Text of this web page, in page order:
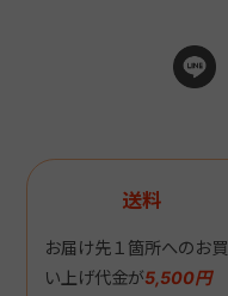
送料
お届け先１箇所へのお買
い上げ代金が5,500円